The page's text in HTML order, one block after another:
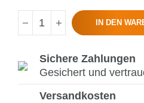
IN DEN
Sichere Zahlungen
Gesichert und
Versandkosten